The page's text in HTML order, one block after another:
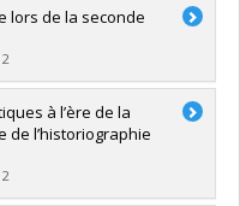
lors de la seconde
à l’ère de la
de l’historiographie